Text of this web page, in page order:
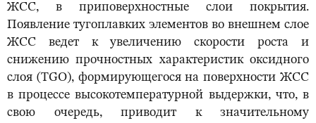
ЖСС, в приповерхностные слои покрытия.
Появление тугоплавких элементов во внешнем слое
ЖСС ведет к увеличению скорости роста и
снижению прочностных характеристик оксидного
слоя (TGO), формирующегося на поверхности ЖСС
в процессе высокотемпературной выдержки, что, в
свою очередь, приводит к значительному